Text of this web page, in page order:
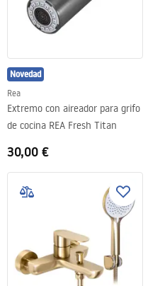
Novedad
Rea
Extremo con aireador para grifo
de cocina REA Fresh Titan
30,00 €